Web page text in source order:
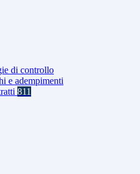
di controllo
e adempimenti
811